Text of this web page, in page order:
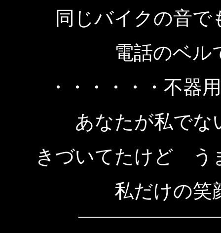
同じバイクの音
電話のベル
・・・・・・不器
あなたが私でな
きづいてたけど う
私だけの笑